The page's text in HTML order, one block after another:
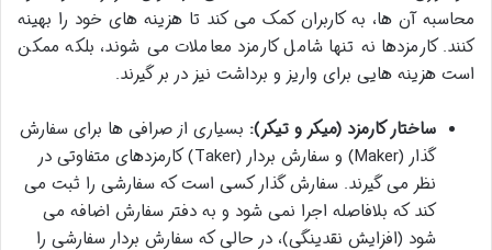
محاسبه آن ها، به کاربران کمک می کند تا هزینه های خود را بهینه
کنند. کارمزدها نه تنها شامل کارمزد معاملات می شوند، بلکه ممکن
است هزینه هایی برای واریز و برداشت نیز در بر گیرند.
ساختار کارمزد (میکر و تیکر): بسیاری از صرافی ها برای سفارش
گذار (Maker) و سفارش بردار (Taker) کارمزدهای متفاوتی در
نظر می گیرند. سفارش گذار کسی است که سفارشی را ثبت می
کند که بلافاصله اجرا نمی شود و به دفتر سفارش اضافه می
شود (افزایش نقدینگی)، در حالی که سفارش بردار سفارشی را